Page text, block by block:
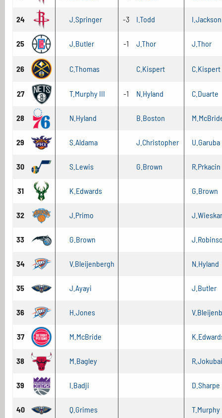
24 J.Springer -3 I.Todd I.Jackson
25 J.Butler -1 J.Thor J.Thor
26 C.Thomas C.Kispert C.Kispert
27 T.Murphy III -1 N.Hyland C.Duarte
28 N.Hyland B.Boston
29 S.Aldama J.Christopher U.Garuba
30 S.Lewis G.Brown R.Prkacin
31 K.Edwards G.Brown
32 J.Primo
33 G.Brown
34 V.Bleijenbergh N.Hyland
35 J.Ayayi J.Butler
36 H.Jones
37 M.McBride
38 M.Bagley
39 I.Badji D.Sharpe
40 Q.Grimes T.Murphy